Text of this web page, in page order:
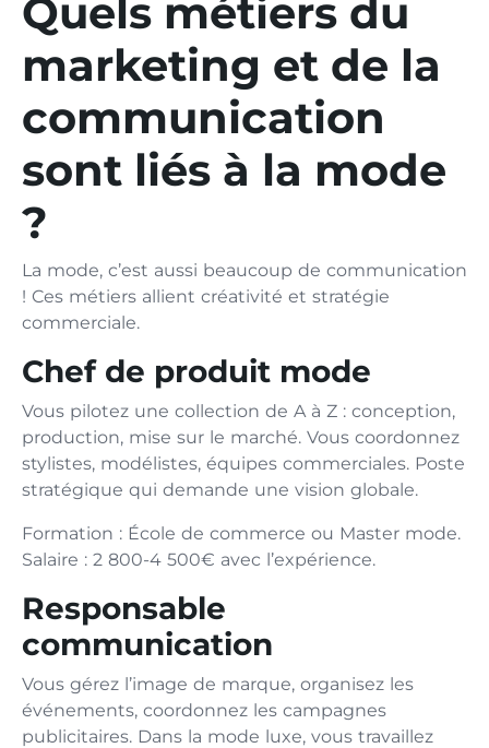
Quels métiers du
marketing et de la
communication
sont liés à la mode
?
La mode, c’est aussi beaucoup de communication
! Ces métiers allient créativité et stratégie
commerciale.
Chef de produit mode
Vous pilotez une collection de A à Z : conception,
production, mise sur le marché. Vous coordonnez
stylistes, modélistes, équipes commerciales. Poste
stratégique qui demande une vision globale.
Formation : École de commerce ou Master mode.
Salaire : 2 800-4 500€ avec l’expérience.
Responsable
communication
Vous gérez l’image de marque, organisez les
événements, coordonnez les campagnes
publicitaires. Dans la mode luxe, vous travaillez